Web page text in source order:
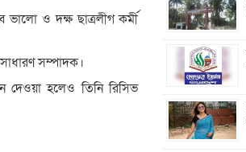
ও দক্ষ ছাত্রলীগ কর্মী
সম্পাদক।
দেওয়া হ‌লেও তি‌নি রি‌সিভ